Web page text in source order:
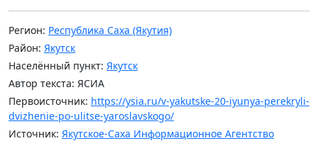
Регион: Республика Саха (Якутия)
Район: Якутск
Населённый пункт: Якутск
Автор текста: ЯСИА
Первоисточник: https://ysia.ru/v-yakutske-20-iyunya-perekryli-
dvizhenie-po-ulitse-yaroslavskogo/
Источник: Якутское-Саха Информационное Агентство